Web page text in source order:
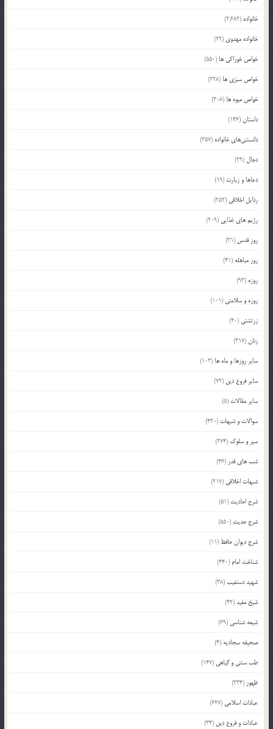
خانواده (2,682)
خانواده مهدوی (22)
خواص خوراکی ها (550)
خواص سبزی ها (228)
خواص میوه ها (308)
داستان(146)
دانستنی‌های خانواده (357)
دجال (29)
دعاها و زیارت (19)
رذایل اخلاقی (252)
رژیم های غذایی (209)
روز قدس (31)
روز مباهله (41)
روزه (93)
روزه و سلامتی (101)
زرتشتی (40)
زنان(317)
سایر روزها و ماه ها (103)
سایر فروع دین (72)
سایر مقالات (5)
سوالات و شبهات (420)
سیر و سلوک (274)
شب های قدر (46)
شبهات اخلاقی (217)
شرح احادیث (51)
شرح حدیث (550)
شرح دیوان حافظ (11)
شناخت امام (440)
شهید دستغیب(38)
شیخ مفید(42)
شیعه شناسی (69)
صحیفه سجادیه (4)
طب سنتی و گیاهی (147)
ظهور (334)
عبادات اسلامی (627)
عبادات و فروع دین (34)